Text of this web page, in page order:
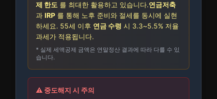
제 한도 를 최대한 활용하고 있습니다.연금저축
과 IRP 를 통해 노후 준비와 절세를 동시에 실현
하세요. 55세 이후 연금 수령 시 3.3~5.5% 저율
과세가 적용됩니다.
* 실제 세액공제 금액은 연말정산 결과에 따라 다를 수 있
습니다.
⚠️ 중도해지 시 주의